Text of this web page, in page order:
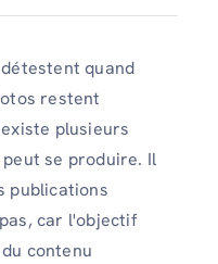
quand
restent
plusieurs
se produire. Il
publications
car l'objectif
contenu